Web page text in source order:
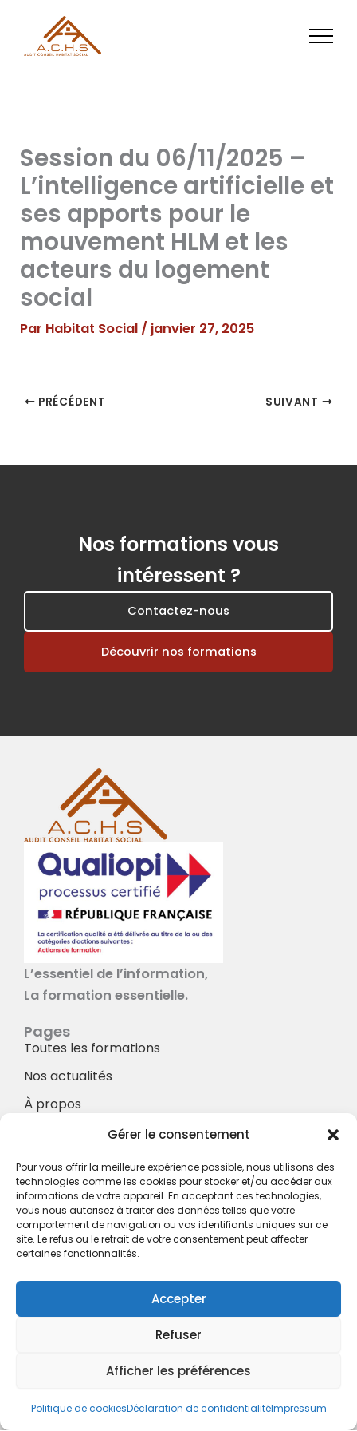
Gérer le consentement
Pour vous offrir la meilleure expérience possible, nous utilisons des
technologies comme les cookies pour stocker et/ou accéder aux
informations de votre appareil. En acceptant ces technologies,
vous nous autorisez à traiter des données telles que votre
comportement de navigation ou vos identifiants uniques sur ce
site. Le refus ou le retrait de votre consentement peut affecter
certaines fonctionnalités.
Accepter
Refuser
Afficher les préférences
Politique de cookiesDéclaration de confidentialitéImpressum
contenu
Session du 06/11/2025 –
L’intelligence artificielle et
ses apports pour le
mouvement HLM et les
acteurs du logement
social
Par Habitat Social / janvier 27, 2025
PRÉCÉDENT SUIVANT
Nos formations vous
intéressent ?
Contactez-nous
Découvrir nos formations
L’essentiel de l’information,
La formation essentielle.
Pages
Toutes les formations
Nos actualités
À propos
À propos
Hotel à proximité
Politique de confidentialité
CGV
cboukris@habitat-social.com